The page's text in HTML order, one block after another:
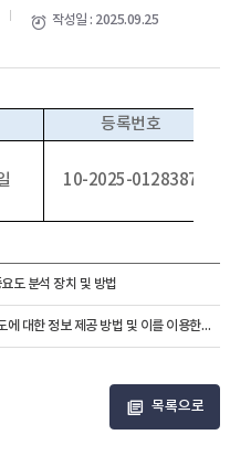
작성일 : 2025.09.25
등록번호
10-2025-0128387
도 분석 장치 및 방법
폐렴 환자에서 합병증 위험도에 대한 정보 제공 방법 및 이를 이용한 폐렴 환자에...
목록으로